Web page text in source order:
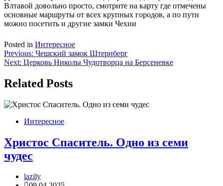
Влтавой довольно просто, смотрите на карту где отмечены
основные маршруты от всех крупных городов, а по пути
можно посетить и другие замки Чехии
Posted in Интересное
Навигация
по
записям
Previous: Чешский замок Штернберг
Next: Церковь Николы Чудотворца на Берсеневке
Related Posts
Интересное
Христос Спаситель. Одно из семи
чудес
lazily